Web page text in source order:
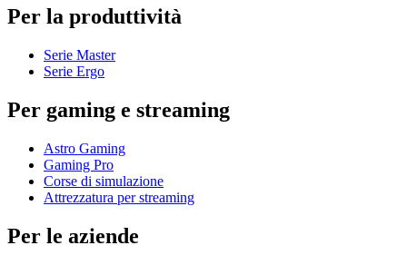
Per la produttività
Serie Master
Serie Ergo
Per gaming e streaming
Astro Gaming
Gaming Pro
Corse di simulazione
Attrezzatura per streaming
Per le aziende